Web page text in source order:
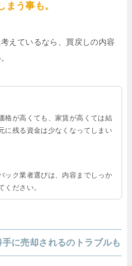
まう事も。
えているなら、買戻しの内容
格が高くても、家賃が高くては結
に残る資金は少なくなってしまい
ック業者選びは、内容までしっか
ください。
に売却されるのトラブルも